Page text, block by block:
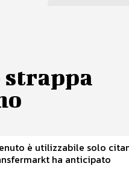
strappa
è utilizzabile solo
ha anticipato